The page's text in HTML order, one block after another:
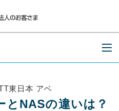
東日本 アベ
とNASの違いは？